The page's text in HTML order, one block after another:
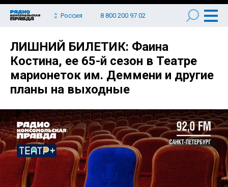
Россия 8 800 200 97 02
ЛИШНИЙ БИЛЕТИК: Фаина
Костина, ее 65-й сезон в Театре
марионеток им. Деммени и другие
планы на выходные